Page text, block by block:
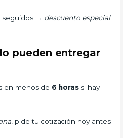
seguidos → descuento especial
pueden entregar
en menos de 6 horas si hay
, pide tu cotización hoy antes